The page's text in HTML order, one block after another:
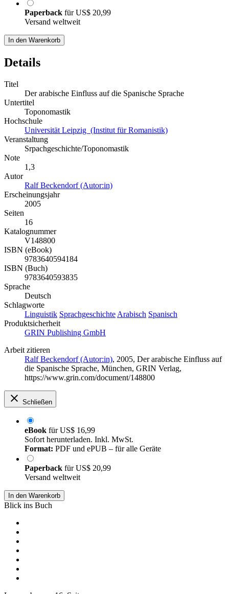
Paperback fürUS$ 20,99
Versand weltweit
In den Warenkorb
Details
Titel
Der arabische Einfluss auf die Spanische Sprache
Untertitel
Toponomastik
Hochschule
Universität Leipzig (Institut für Romanistik)
Veranstaltung
Srpachgeschichte/Toponomastik
Note
1,3
Autor
Ralf Beckendorf (Autor:in)
Erscheinungsjahr
2005
Seiten
16
Katalognummer
V148800
ISBN (eBook)
9783640594184
ISBN (Buch)
9783640593835
Sprache
Deutsch
Schlagworte
Linguistik Sprachgeschichte Arabisch Spanisch
Produktsicherheit
GRIN Publishing GmbH
Arbeit zitieren
Ralf Beckendorf (Autor:in), 2005, Der arabische Einfluss auf
die Spanische Sprache, München, GRIN Verlag,
https://www.grin.com/document/148800
Schließen
eBook fürUS$ 16,99
Sofort herunterladen. Inkl. MwSt.
Format: PDF und ePUB – für alle Geräte
Paperback fürUS$ 20,99
Versand weltweit
In den Warenkorb
Blick ins Buch